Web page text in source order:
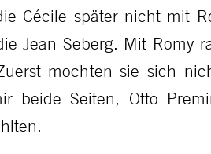
Cécile später nicht mit
Jean Seberg. Mit Romy
mochten sie sich
beide Seiten, Otto